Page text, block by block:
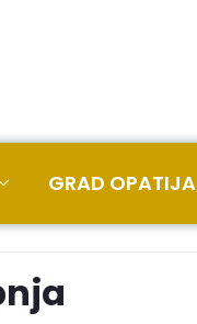
GRAD OPATIJA